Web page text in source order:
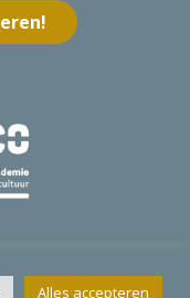
Alles accepteren